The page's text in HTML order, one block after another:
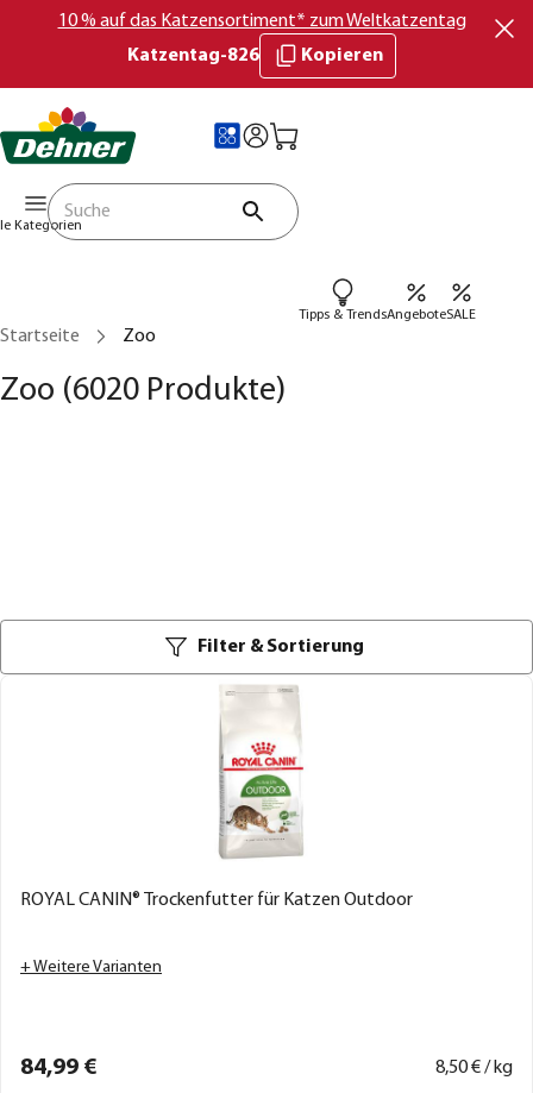
10 % auf das Katzensortiment* zum Weltkatzentag
Katzentag-826
Kopieren
Kategorien
Tipps & TrendsAngeboteSALE
Startseite Zoo
Zoo (6020 Produkte)
Filter & Sortierung
ROYAL CANIN® Trockenfutter für Katzen Outdoor
+ Weitere Varianten
84,99 € 8,50€ / kg